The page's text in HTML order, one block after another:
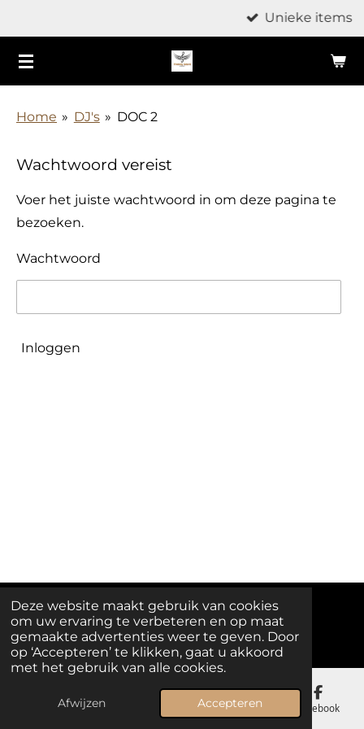
Deze website maakt gebruik van cookies
om uw ervaring te verbeteren en op maat
gemaakte advertenties weer te geven. Door
op ‘Accepteren’ te klikken, gaat u akkoord
met het gebruik van alle cookies.
Afwijzen Accepteren
direct
naar
de
hoofdinhoud
Unieke items
Home » DJ's » DOC 2
Wachtwoord vereist
Voer het juiste wachtwoord in om deze pagina te
bezoeken.
Wachtwoord
Inloggen
© 2025 - 2026 Melody Island
E-mailadres Kaart Facebook